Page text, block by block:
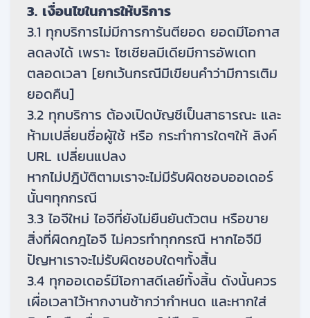
3. เงื่อนไขในการให้บริการ
3.1 ทุกบริการไม่มีการการันตียอด ยอดมีโอกาส
ลดลงได้ เพราะ โซเชียลมีเดียมีการอัพเดท
ตลอดเวลา [ยกเว้นกรณีมีเขียนคำว่ามีการเติม
ยอดคืน]
3.2 ทุกบริการ ต้องเปิดบัญชีเป็นสาธารณะ และ
ห้ามเปลี่ยนชื่อผู้ใช้ หรือ กระทำการใดๆให้ ลิงค์
URL เปลี่ยนแปลง
หากไม่ปฎิบัติตามเราจะไม่มีรับผิดชอบออเดอร์
นั้นๆทุกกรณี
3.3 ไอจีใหม่ ไอจีที่ยังไม่ยืนยันตัวตน หรือขาย
สิ่งที่ผิดกฎไอจี ไม่ควรทำทุกกรณี หากไอจีมี
ปัญหาเราจะไม่รับผิดชอบใดๆทั้งสิ้น
3.4 ทุกออเดอร์มีโอกาสดีเลย์ทั้งสิ้น ดังนั้นควร
เผื่อเวลาไว้หากงานช้ากว่ากำหนด และหากใส่